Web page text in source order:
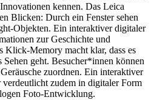
kennen. Das Leica
Blicken: Durch ein Fenster sehen
Objekten. Ein interaktiver digitaler
zur Geschichte und
Klick-Memory macht klar, dass es
geht. Besucher*innen können
zuordnen. Ein interaktiver
zudem in digitaler Form
Foto-Entwicklung.